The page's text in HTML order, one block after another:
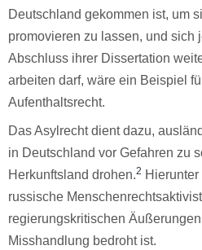
Deutschland gekommen ist, um
promovieren zu lassen, und sich
Abschluss ihrer Dissertation
arbeiten darf, wäre ein Beispiel
Aufenthaltsrecht.
Das Asylrecht dient dazu,
in Deutschland vor Gefahren zu
Herkunftsland drohen.2
russische
regierungskritischen
Misshandlung bedroht ist.